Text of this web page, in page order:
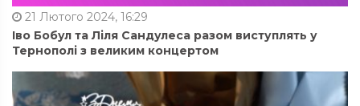
21 Лютого 2024, 16:29
Іво Бобул та Ліля Сандулеса разом виступлять у
Тернополі з великим концертом